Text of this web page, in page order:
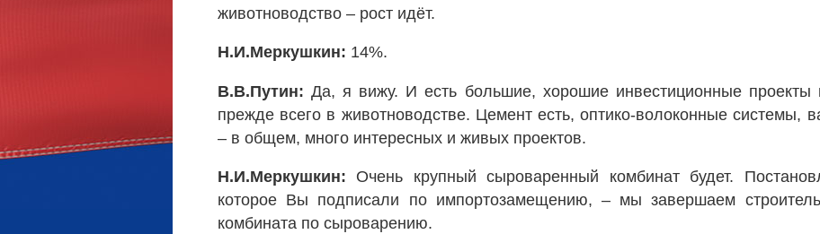
животноводство – рост идёт.
Н.И.Меркушкин: 14%.
В.В.Путин: Да, я вижу. И есть большие, хорошие инвестиционные проекты
прежде всего в животноводстве. Цемент есть, оптико-волоконные системы,
– в общем, много интересных и живых проектов.
Н.И.Меркушкин: Очень крупный сыроваренный комбинат будет.
которое Вы подписали по импортозамещению, – мы завершаем
комбината по сыроварению.